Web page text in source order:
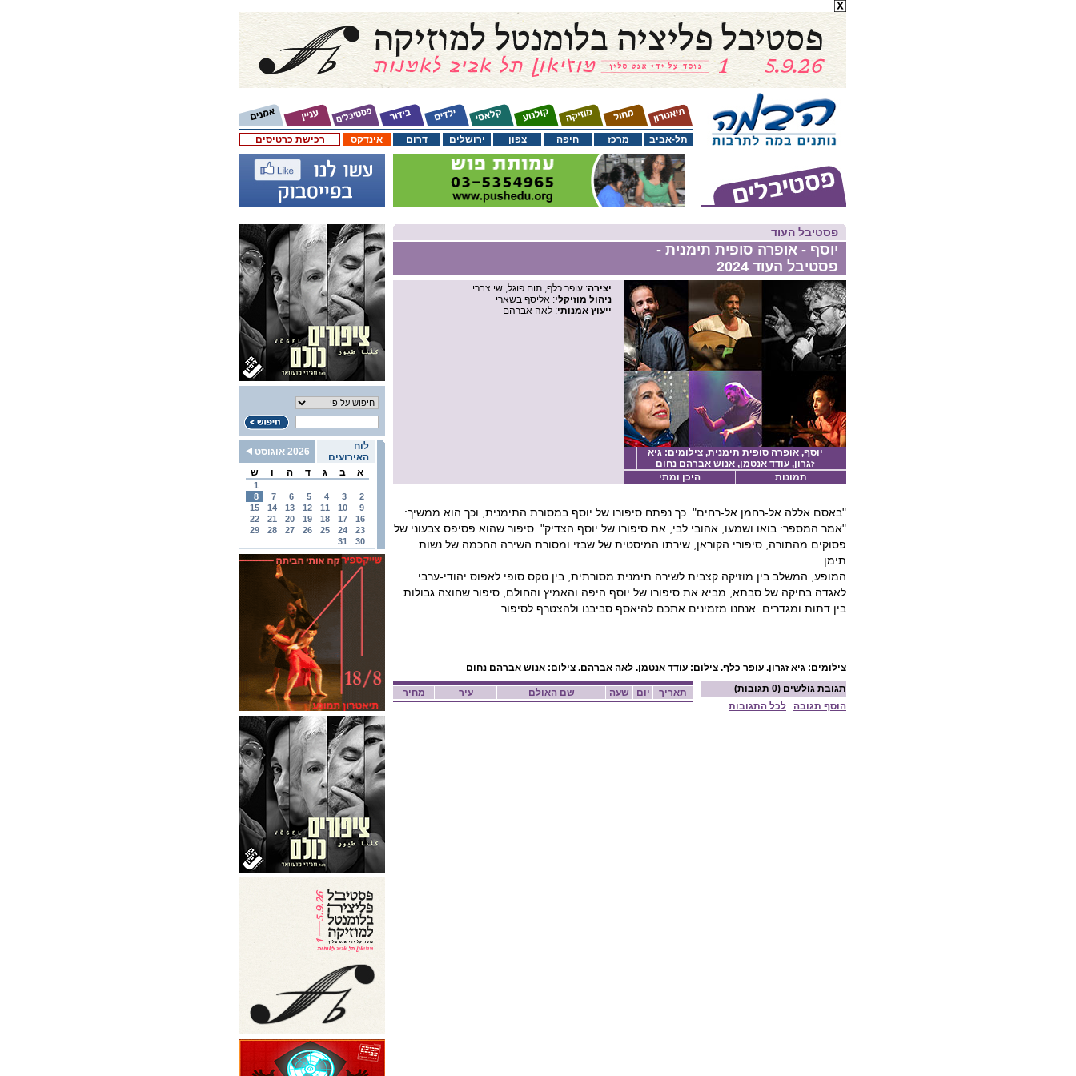
רכישת כרטיסים אינדקס דרום ירושלים צפון חיפה מרכז תל-אביב
לוח
האירועים
2026 אוגוסט
א
ב ג ד ה ו ש
1
2
3
4
5
6
7
8
9
10
11
12
13
14
15
16
17
18
19
20
21
22
23
24
25
26
27
28
29
30
31
פסטיבל העוד
יוסף - אופרה סופית תימנית -
פסטיבל העוד 2024
יצירה: עופר כלף, תום פוגל, שי צברי
ניהול מוזיקלי: אליסף בשארי
ייעוץ אמנותי: לאה אברהם
יוסף, אופרה סופית תימנית, צילומים: גיא
זגרון, עודד אנטמן, אנוש אברהם נחום
תמונות
היכן ומתי
"באסם אללה אל-רחמן אל-רחים". כך נפתח סיפורו של יוסף במסורת התימנית, וכך הוא ממשיך:
"אמר המספר: בואו ושמעו, אהובי לבי, את סיפורו של יוסף הצדיק". סיפור שהוא פסיפס צבעוני של
פסוקים מהתורה, סיפורי הקוראן, שירתו המיסטית של שבזי ומסורת השירה החכמה של נשות
תימן.
המופע, המשלב בין מוזיקה קצבית לשירה תימנית מסורתית, בין טקס סופי לאפוס יהודי-ערבי
לאגדה בחיקה של סבתא, מביא את סיפורו של יוסף היפה והאמיץ והחולם, סיפור שחוצה גבולות
בין דתות ומגדרים. אנחנו מזמינים אתכם להיאסף סביבנו ולהצטרף לסיפור.
צילומים: גיא זגרון. עופר כלף. צילום: עודד אנטמן. לאה אברהם. צילום: אנוש אברהם נחום
מחיר עיר שם האולם שעה יום תאריך תגובת גולשים (0 תגובות)
הוסף תגובה
לכל התגובות